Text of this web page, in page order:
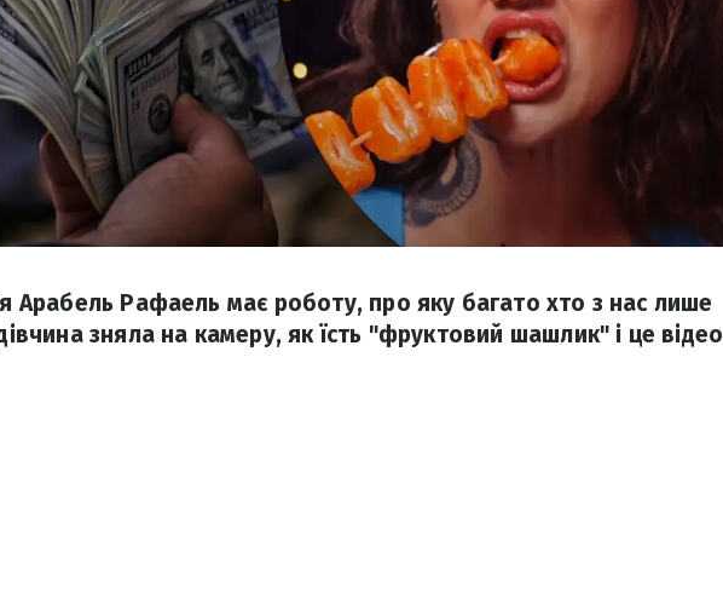
Арабель Рафаель має роботу, про яку багато хто з нас лише
зняла на камеру, як їсть "фруктовий шашлик" і це відео